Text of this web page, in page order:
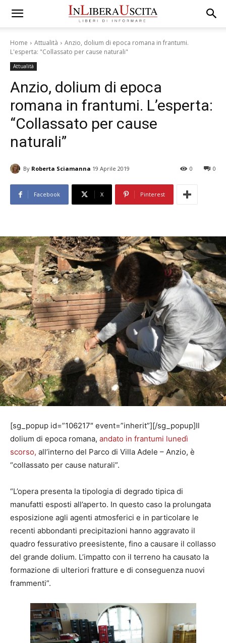
Home Attualità
Anzio, dolium di epoca romana in frantumi.
L'esperta: "Collassato per cause naturali"
Attualità
Anzio, dolium di epoca
romana in frantumi. L’esperta:
“Collassato per cause
naturali”
By Roberta Sciamanna 19 Aprile 2019 0
0
Facebook X Pinterest
[sg_popup id=”106217″ event=”inherit”][/sg_popup]Il
dolium di epoca romana, andato in frantumi lunedì
scorso, all’interno del Parco di Villa Adele – Anzio, è
“collassato per cause naturali”.
“L’opera presenta la tipologia di degrado tipica di
manufatti esposti all’aperto. In questo caso la prolungata
esposizione agli agenti atmosferici e in particolare le
recenti abbondanti precipitazioni hanno aggravato il
quadro fessurativo preesistente, fino a causare il collasso
del grande dolium. L’impatto con il terreno ha causato la
formazione di ulteriori fratture e di conseguenza nuovi
frammenti”.